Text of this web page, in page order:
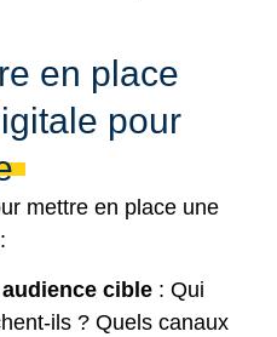
en place
pour
mettre en place une
cible : Qui
ils ? Quels canaux